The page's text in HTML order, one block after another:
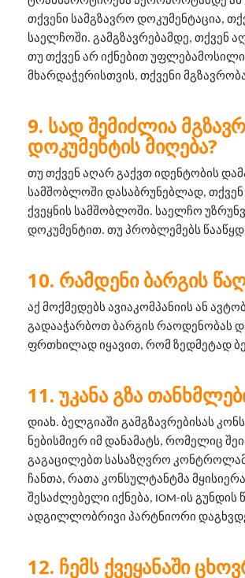
თქვენი სამგზავრო დოკუმენტაცია,
საელჩოში. გამგზავრებამდე, თქვენ
თუ თქვენ არ იქნებით
მხარდაჭერისთვის, თქვენი
ᲡᲐᲓ ᲨᲔᲛᲘᲫᲚᲘᲐ
ᲓᲝᲙᲣᲛᲔᲜᲢᲘᲡ ᲛᲘᲦᲔᲑᲐ?
თუ თქვენ აღარ გაქვთ იდენტობის
სამშობლოში დასაბრუნებლად,
ქვეყნის სამშობლოში. საელჩო
დოკუმენტით. თუ პრობლემებს
ᲠᲐᲛᲓᲔᲜᲘ ᲑᲐᲠᲒᲘᲡ
აქ მოქმედებს ავიაკომპანიის ან
გადააჭარბოთ ბარგის რაოდენობას
ფრთხილად იყავით, რომ ზედმეტად
ᲣᲙᲐᲜᲐ ᲒᲖᲐ
დიახ. ბელგიაში გამგზავრებისას
ნებისმიერ იმ დანამატს, რომელიც
გაგაცილებთ სასაზღვრო
ჩანთა, რათა კონსულტანტმა
შესაძლებელი იქნება, IOM-ის გუნდის
ადგილლობრივი პარტნიორი
ᲩᲔᲛᲡ ᲥᲕᲔᲧᲐᲜᲐᲨᲘ